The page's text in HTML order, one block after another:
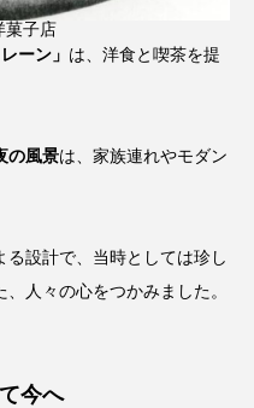
菓子店
ーン」 は、洋食と喫茶を提
の風景は、家族連れやモダン
る設計で、当時としては珍し
人々の心をつかみました。
今へ